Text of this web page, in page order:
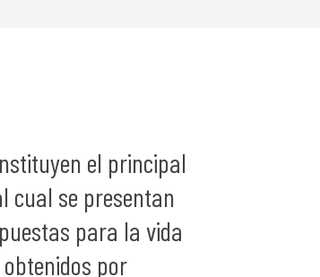
el principal
cual se presentan
para la vida
por